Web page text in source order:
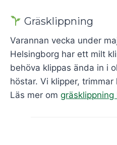
Gräsklippning
Varannan vecka under
Helsingborg har ett milt
behöva klippas ända in i
höstar. Vi klipper,
Läs mer om gräsklippning